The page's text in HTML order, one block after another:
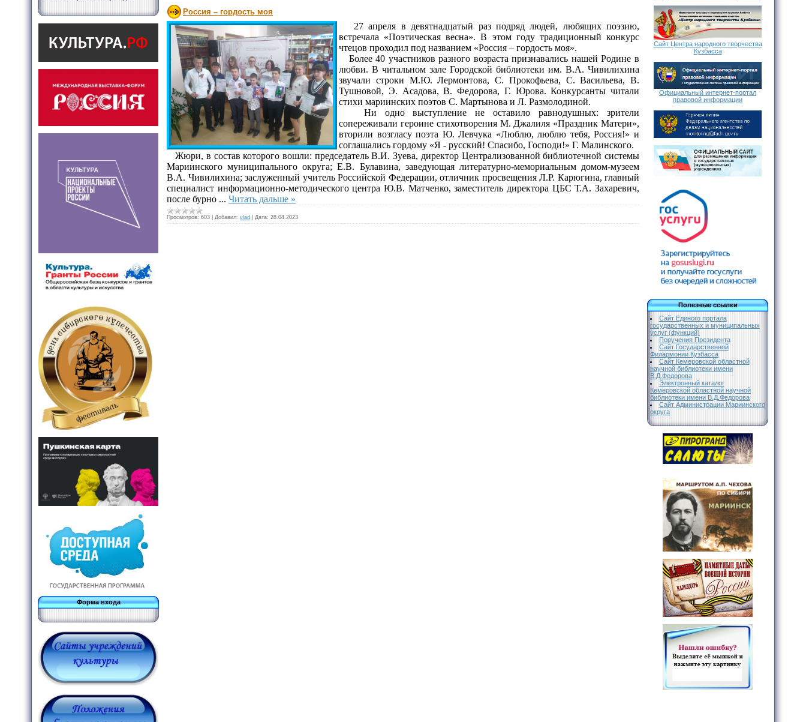
Форма входа
Россия – гордость моя
27 апреля в девятнадцатый раз подряд людей, любящих поэзию,
встречала «Поэтическая весна». В этом году традиционный конкурс
чтецов проходил под названием «Россия – гордость моя».
Более 40 участников разного возраста признавались нашей Родине в
любви. В читальном зале Городской библиотеки им. В.А. Чивилихина
звучали строки М.Ю. Лермонтова, С. Прокофьева, С. Васильева, В.
Тушновой, Э. Асадова, В. Федорова, Г. Юрова. Конкурсанты читали
стихи мариинских поэтов С. Мартынова и Л. Размолодиной.
Ни одно выступление не оставило равнодушных: зрители
сопереживали героине стихотворения М. Джалиля «Праздник Матери»,
вторили возгласу поэта Ю. Левчука «Люблю, люблю тебя, Россия!» и
соглашались гордому «Я - русский! Спасибо, Господи!» Г. Малинского.
Жюри, в состав которого вошли: председатель В.И. Зуева, директор Централизованной библиотечной системы
Мариинского муниципального округа; Е.В. Булавина, заведующая литературно-мемориальным домом-музеем
В.А. Чивилихина; заслуженный учитель Российской Федерации, отличник просвещения Л.Р. Карюгина, главный
специалист информационно-методического центра Ю.В. Матченко, заместитель директора ЦБС Т.А. Захаревич,
после бурно ... Читать дальше »
Просмотров: 603 Добавил: vlad Дата: 28.04.2023
Сайт Центра народного творчества
Кузбасса
Официальный интернет-портал
правовой информации
Полезные ссылки
Сайт Единого портала
государственных и муниципальных
услуг (функций)
Поручения Президента
Сайт Государственной
Филармонии Кузбасса
Сайт Кемеровской областной
научной библиотеки имени
В.Д.Федорова
Электронный каталог
Кемеровской областной научной
библиотеки имени В.Д.Федорова
Сайт Администрации Мариинского
округа